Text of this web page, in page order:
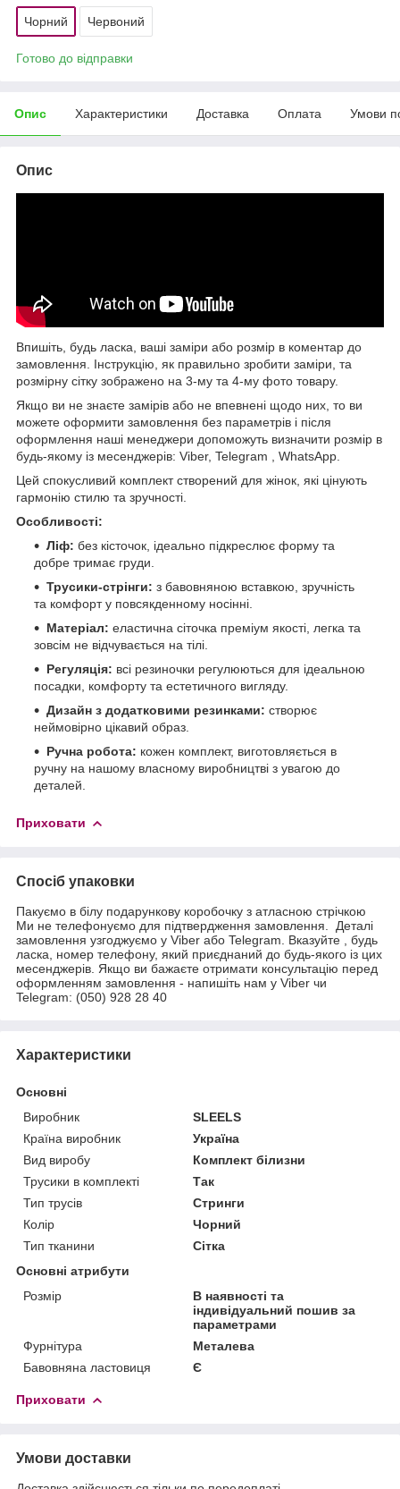
Чорний Червоний
Готово до відправки
Опис Характеристики Доставка Оплата Умови
Опис
Впишіть, будь ласка, ваші заміри або розмір в коментар до
замовлення. Інструкцію, як правильно зробити заміри, та
розмірну сітку зображено на 3-му та 4-му фото товару.
Якщо ви не знаєте замірів або не впевнені щодо них, то ви
можете оформити замовлення без параметрів і після
оформлення наші менеджери допоможуть визначити розмір в
будь-якому із месенджерів: Viber, Telegram , WhatsАpp.
Цей спокусливий комплект створений для жінок, які цінують
гармонію стилю та зручності.
Особливості:
Ліф: без кісточок, ідеально підкреслює форму та
добре тримає груди.
Трусики-стрінги: з бавовняною вставкою, зручність
та комфорт у повсякденному носінні.
Матеріал: еластична сіточка преміум якості, легка та
зовсім не відчувається на тілі.
Регуляція: всі резиночки регулюються для ідеальною
посадки, комфорту та естетичного вигляду.
Дизайн з додатковими резинками: створює
неймовірно цікавий образ.
Ручна робота: кожен комплект, виготовляється в
ручну на нашому власному виробництві з увагою до
деталей.
Приховати
Спосіб упаковки
Пакуємо в білу подарункову коробочку з атласною стрічкою
Ми не телефонуємо для підтвердження замовлення. Деталі
замовлення узгоджуємо у Viber або Telegram. Вказуйте , будь
ласка, номер телефону, який приєднаний до будь-якого із цих
месенджерів. Якщо ви бажаєте отримати консультацію перед
оформленням замовлення - напишіть нам у Viber чи
Telegram: (050) 928 28 40
Характеристики
Основні
Виробник
SLEELS
Країна виробник
Україна
Вид виробу
Комплект білизни
Трусики в комплекті
Так
Тип трусів
Стринги
Колір
Чорний
Тип тканини
Сітка
Основні атрибути
Розмір
В наявності та
індивідуальний пошив за
параметрами
Фурнітура
Металева
Бавовняна ластовиця
Є
Приховати
Умови доставки